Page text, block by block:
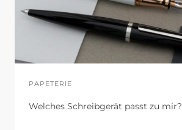
PAPETERIE
Welches Schreibgerät passt zu mir?